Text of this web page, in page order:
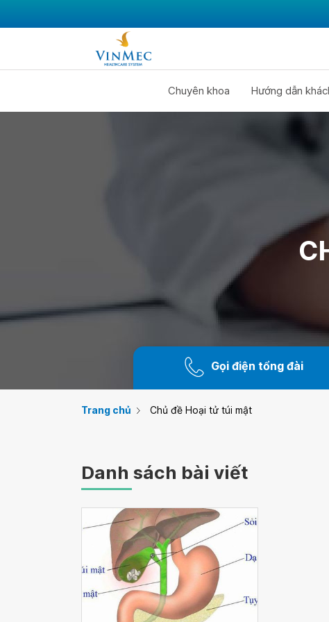
Chuyên khoa Hướng dẫn
Gọi điện tổng đài
Trang chủ Chủ đề Hoại tử túi mật
Danh sách bài viết